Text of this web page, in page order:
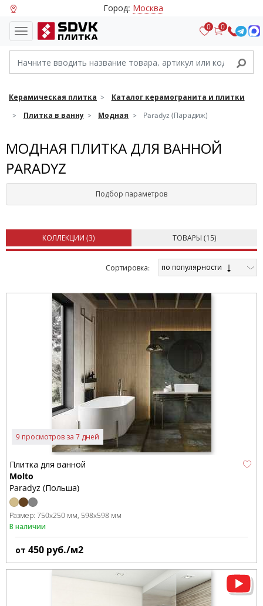
Город: Москва
0 0
Керамическая плитка
Каталог керамогранита и плитки
Плитка в ванну
Модная Paradyz (Парадиж)
МОДНАЯ ПЛИТКА ДЛЯ ВАННОЙ
PARADYZ
Подбор параметров
КОЛЛЕКЦИИ (3) ТОВАРЫ (15)
Cортировка: по популярности
9 просмотров за 7 дней
Плитка для ванной
Molto
Paradyz (Польша)
Размер: 750x250 мм 598x598 мм
В наличии
от 450 руб./м2